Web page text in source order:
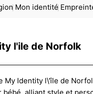
Mon identité
l'ile de Norfolk